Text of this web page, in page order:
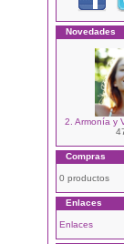
Novedades
2. Armonía y
Compras
0 productos
Enlaces
Enlaces